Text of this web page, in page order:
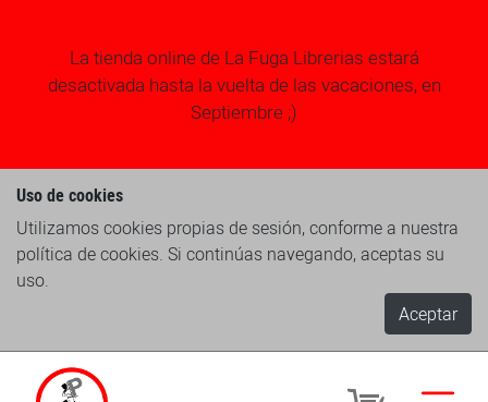
La tienda online de La Fuga Librerias estará
desactivada hasta la vuelta de las vacaciones, en
Septiembre ;)
Uso de cookies
Utilizamos cookies propias de sesión, conforme a nuestra
política de cookies. Si continúas navegando, aceptas su
uso.
Aceptar